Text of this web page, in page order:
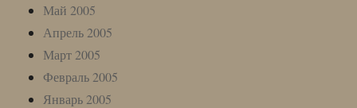
Май 2005
Апрель 2005
Март 2005
Февраль 2005
Январь 2005